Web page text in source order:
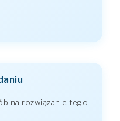
na rozwiązanie tego